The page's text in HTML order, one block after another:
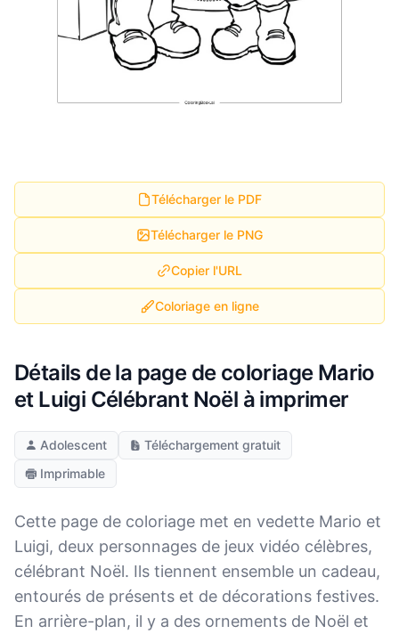
Télécharger le PDF
Télécharger le PNG
Copier l'URL
Coloriage en ligne
Détails de la page de coloriage Mario
et Luigi Célébrant Noël à imprimer
Adolescent
Téléchargement gratuit
Imprimable
Cette page de coloriage met en vedette Mario et
Luigi, deux personnages de jeux vidéo célèbres,
célébrant Noël. Ils tiennent ensemble un cadeau,
entourés de présents et de décorations festives.
En arrière-plan, il y a des ornements de Noël et